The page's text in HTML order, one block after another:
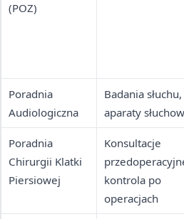
(POZ)
Poradnia
Audiologiczna
Badania słuchu,
aparaty
Poradnia
Chirurgii Klatki
Piersiowej
Konsultacje
kontrola po
operacjach